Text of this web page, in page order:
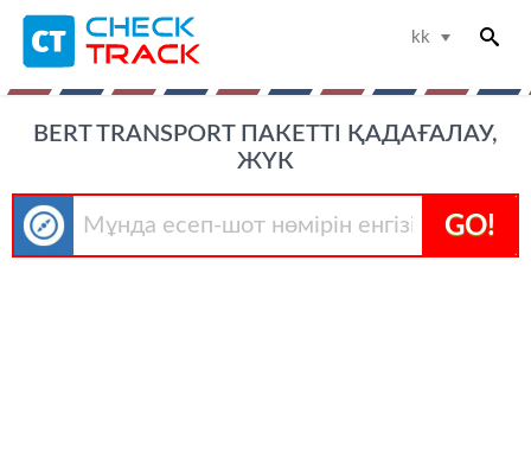
kk
BERT TRANSPORT ПАКЕТТІ ҚАДАҒАЛАУ,
ЖҮК
GO!